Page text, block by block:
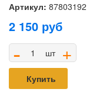
Артикул: 87803192
2 150 руб
- шт +
Купить